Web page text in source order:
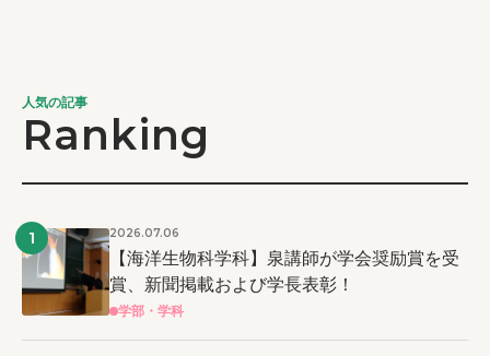
人気の記事
Ranking
1 2026.07.06
【海洋生物科学科】泉講師が学会奨励賞を受
賞、新聞掲載および学長表彰！
学部・学科